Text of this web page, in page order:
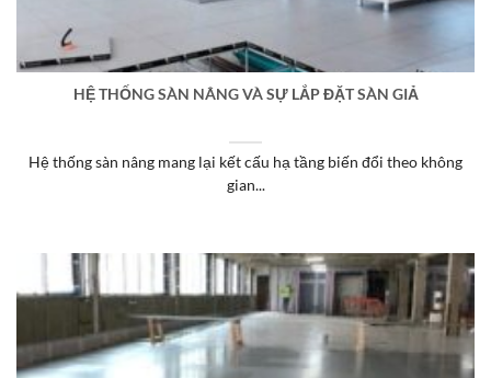
HỆ THỐNG SÀN NÂNG VÀ SỰ LẮP ĐẶT SÀN GIẢ
Hệ thống sàn nâng mang lại kết cấu hạ tầng biến đổi theo không
gian...